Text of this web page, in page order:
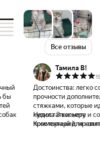
Все отзывы
бы
Тамила В!
Достоинства: легко
прочности дополнительно закрепляю
стяжками, которые
купила 3 вольере и
просторный для
Недостатки: нету
Комментарий: